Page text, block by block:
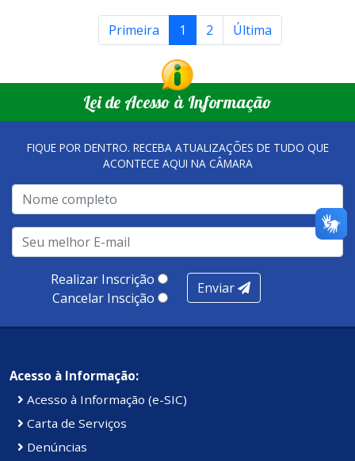
Primeira 1 2 Última
Lei de Acesso à Informação
FIQUE POR DENTRO. RECEBA ATUALIZAÇÕES DE TUDO QUE
ACONTECE AQUI NA CÂMARA
Realizar Inscrição
Cancelar Inscição
Enviar
Acesso à Informação:
Acesso à Informação (e-SIC)
Carta de Serviços
Denúncias